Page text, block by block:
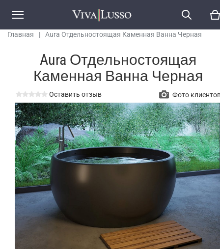
Главная | Aura Отдельностоящая Каменная Ванна Черная
Aura Отдельностоящая
Каменная Ванна Черная
Оставить отзыв Фото